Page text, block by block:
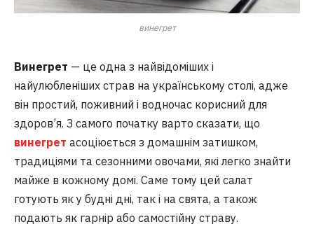
винегрет
Винегрет — це одна з найвідоміших і
найулюбленіших страв на українському столі, адже
він простий, поживний і водночас корисний для
здоров’я. З самого початку варто сказати, що
винегрет асоціюється з домашнім затишком,
традиціями та сезонними овочами, які легко знайти
майже в кожному домі. Саме тому цей салат
готують як у будні дні, так і на свята, а також
подають як гарнір або самостійну страву.